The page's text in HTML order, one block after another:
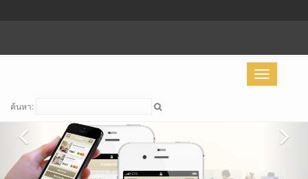
Toggle
navigation
ค้นหา: